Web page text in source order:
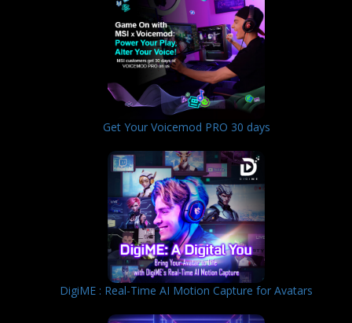
Get Your Voicemod PRO 30 days
DigiME : Real-Time AI Motion Capture for Avatars